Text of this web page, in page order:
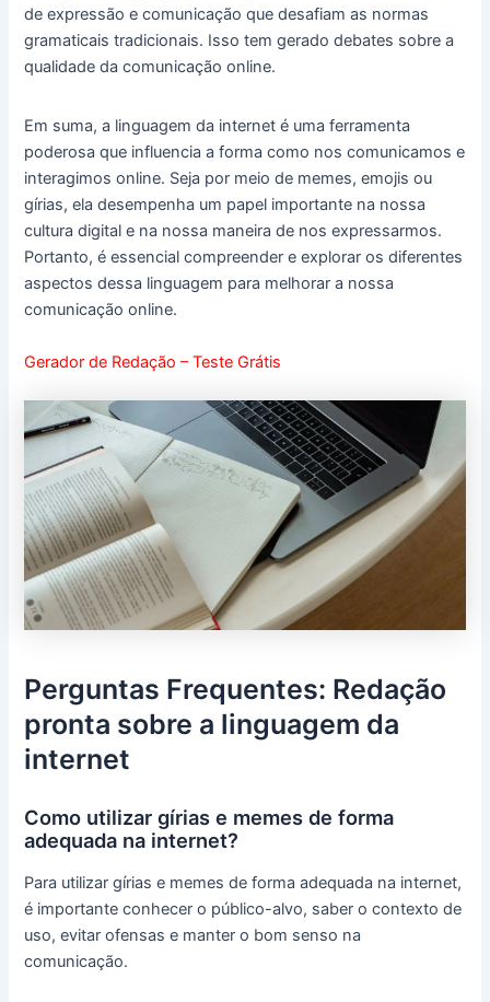
de expressão e comunicação que desafiam as normas
gramaticais tradicionais. Isso tem gerado debates sobre a
qualidade da comunicação online.
Em suma, a linguagem da internet é uma ferramenta
poderosa que influencia a forma como nos comunicamos e
interagimos online. Seja por meio de memes, emojis ou
gírias, ela desempenha um papel importante na nossa
cultura digital e na nossa maneira de nos expressarmos.
Portanto, é essencial compreender e explorar os diferentes
aspectos dessa linguagem para melhorar a nossa
comunicação online.
Gerador de Redação – Teste Grátis
Perguntas Frequentes: Redação
pronta sobre a linguagem da
internet
Como utilizar gírias e memes de forma
adequada na internet?
Para utilizar gírias e memes de forma adequada na internet,
é importante conhecer o público-alvo, saber o contexto de
uso, evitar ofensas e manter o bom senso na
comunicação.